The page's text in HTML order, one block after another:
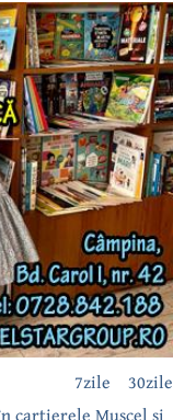
30zile
7zile